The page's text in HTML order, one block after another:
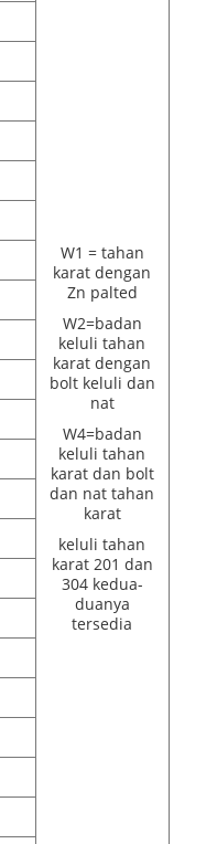
W1 = tahan
karat dengan
Zn palted
W2=badan
keluli tahan
karat dengan
bolt keluli dan
nat
W4=badan
keluli tahan
karat dan bolt
dan nat tahan
karat
keluli tahan
karat 201 dan
304 kedua-
duanya
tersedia